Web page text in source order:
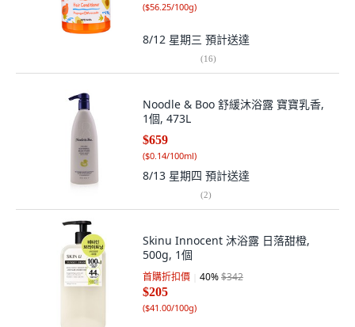
($56.25/100g)
8/12 星期三 預計送達
(16)
Noodle & Boo 舒緩沐浴露 寶寶乳香,
1個, 473L
$659
($0.14/100ml)
8/13 星期四 預計送達
(2)
Skinu Innocent 沐浴露 日落甜橙,
500g, 1個
首購折扣價 40%$342
$205
($41.00/100g)